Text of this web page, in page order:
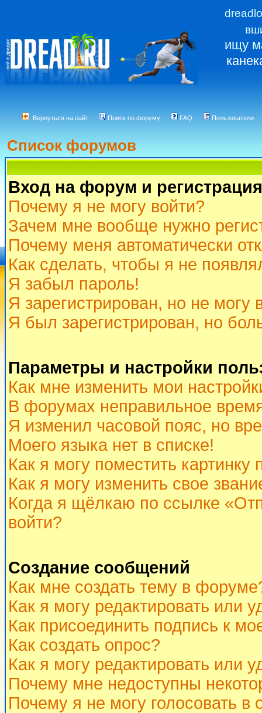
ищу
Вернуться на сайт Поиск по форуму FAQ Пользователи
Список форумов
Вход на форум и регистрация
Почему я не могу войти?
Зачем мне вообще нужно
Почему меня автоматически
Как сделать, чтобы я не
Я забыл пароль!
Я зарегистрирован, но не могу
Я был зарегистрирован, но
Параметры и настройки
Как мне изменить мои
В форумах неправильное
Я изменил часовой пояс, но
Моего языка нет в списке!
Как я могу поместить
Как я могу изменить свое
Когда я щёлкаю по ссылке
войти?
Создание сообщений
Как мне создать тему в
Как я могу редактировать или
Как присоединить подпись к
Как создать опрос?
Как я могу редактировать или
Почему мне недоступны
Почему я не могу голосовать в